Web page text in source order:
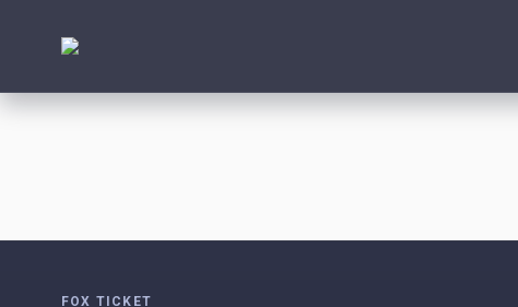
FOX TICKET